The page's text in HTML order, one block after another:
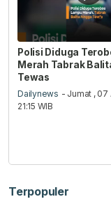
Polisi Diduga
Merah Tabrak
Tewas
Dailynews - Jumat , 07
21:15 WIB
Terpopuler